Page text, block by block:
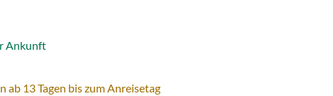
Ankunft
13 Tagen bis zum Anreisetag